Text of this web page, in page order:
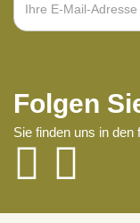
Folgen
Sie finden uns in